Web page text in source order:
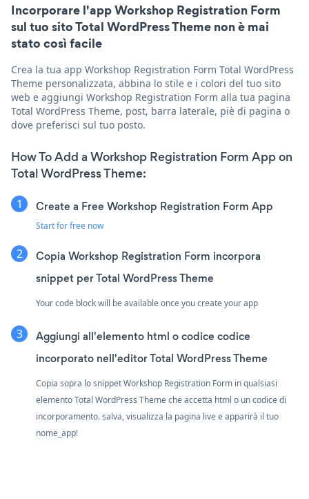
Incorporare l'app Workshop Registration Form
sul tuo sito Total WordPress Theme non è mai
stato così facile
Crea la tua app Workshop Registration Form Total WordPress
Theme personalizzata, abbina lo stile e i colori del tuo sito
web e aggiungi Workshop Registration Form alla tua pagina
Total WordPress Theme, post, barra laterale, piè di pagina o
dove preferisci sul tuo posto.
How To Add a Workshop Registration Form App on
Total WordPress Theme:
Create a Free Workshop Registration Form App
Start for free now
Copia Workshop Registration Form incorpora
snippet per Total WordPress Theme
Your code block will be available once you create your app
Aggiungi all'elemento html o codice codice
incorporato nell'editor Total WordPress Theme
Copia sopra lo snippet Workshop Registration Form in qualsiasi
elemento Total WordPress Theme che accetta html o un codice di
incorporamento. salva, visualizza la pagina live e apparirà il tuo
nome_app!